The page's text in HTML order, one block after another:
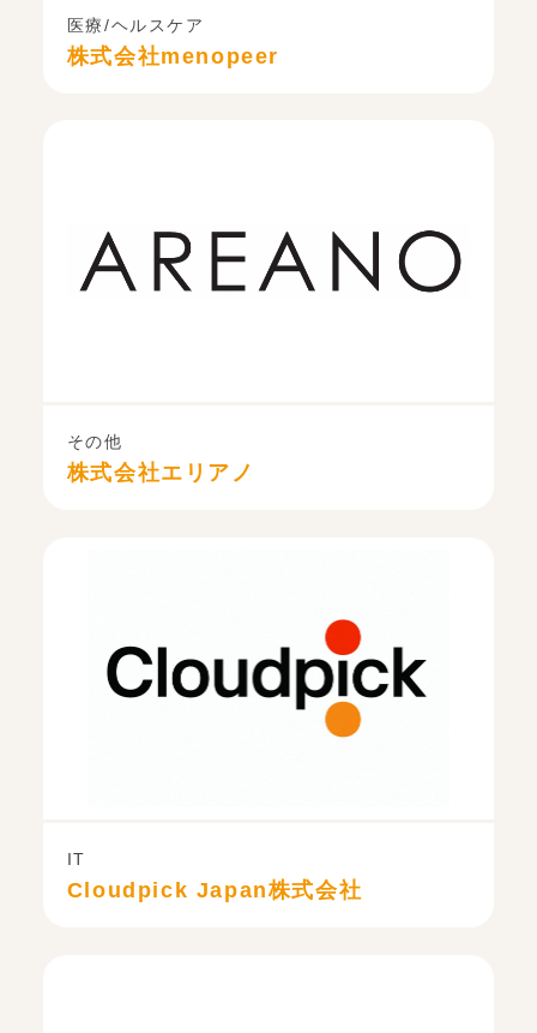
医療/ヘルスケア
株式会社menopeer
その他
株式会社エリアノ
IT
Cloudpick Japan株式会社